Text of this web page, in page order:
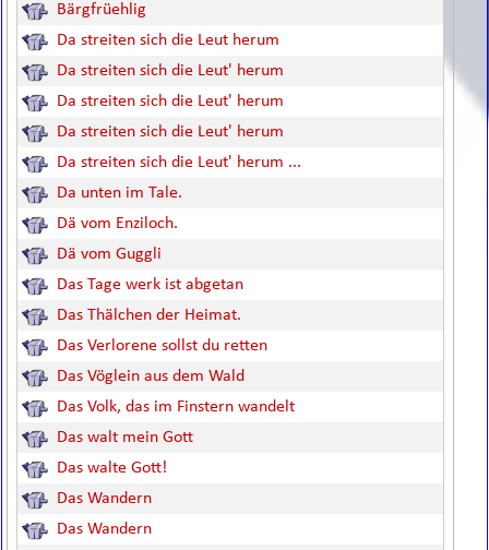
Bärgfrüehlig
Da streiten sich die Leut herum
Da streiten sich die Leut' herum
Da streiten sich die Leut' herum
Da streiten sich die Leut' herum
Da streiten sich die Leut' herum ...
Da unten im Tale.
Dä vom Enziloch.
Dä vom Guggli
Das Tage werk ist abgetan
Das Thälchen der Heimat.
Das Verlorene sollst du retten
Das Vöglein aus dem Wald
Das Volk, das im Finstern wandelt
Das walt mein Gott
Das walte Gott!
Das Wandern
Das Wandern